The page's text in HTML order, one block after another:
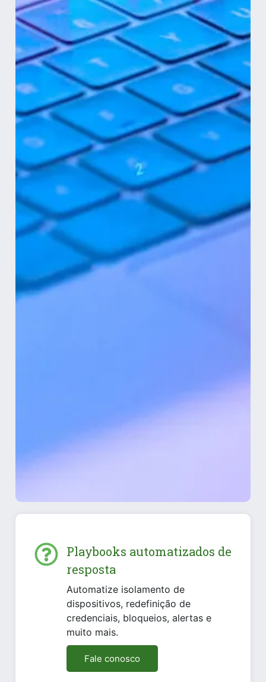
Playbooks automatizados de
resposta
Automatize isolamento de
dispositivos, redefinição de
credenciais, bloqueios, alertas e
muito mais.
Fale conosco